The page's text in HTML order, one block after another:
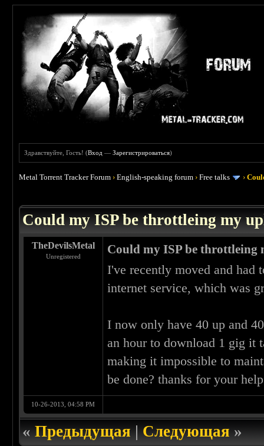
Здравствуйте, Гость! (Вход —Зарегистрироваться)
Metal Torrent Tracker Forum ›English-speaking forum ›Free talks ›
Could my ISP be throttleing my
TheDevilsMetal
Unregistered
Could my ISP be throttleing
I've recently moved and had
internet service, which was
I now only have 40 up and
an hour to download 1 gig it
making it impossible to
be done? thanks for your
10-26-2013, 04:58 PM
«Предыдущая|Следующая»